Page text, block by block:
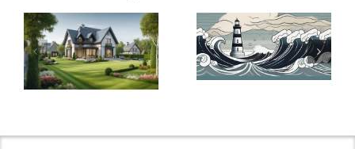
Bauzinsen im
Sturm: Die
aktuelle
Entwicklung
Die Evolution
der
Bauzinsen: Ein
Blick in die